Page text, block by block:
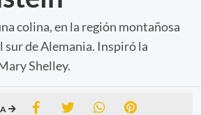
colina, en la región montañosa
sur de Alemania. Inspiró la
Shelley.